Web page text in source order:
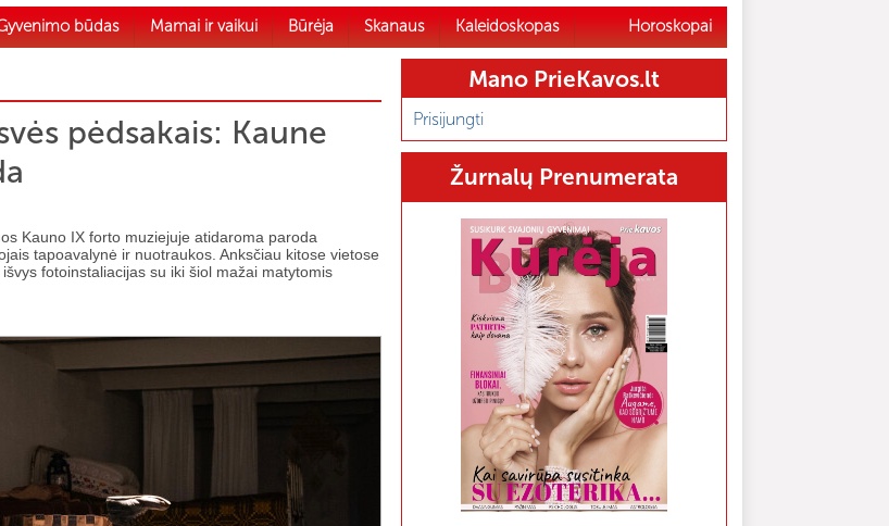
būdas Mamai ir vaikui Būrėja Skanaus Kaleidoskopas Horoskopai
pėdsakais: Kaune
Kauno IX forto muziejuje atidaroma paroda
tapoavalynė ir nuotraukos. Anksčiau kitose vietose
fotoinstaliacijas su iki šiol mažai matytomis
Mano PrieKavos.lt
Prisijungti
Žurnalų Prenumerata